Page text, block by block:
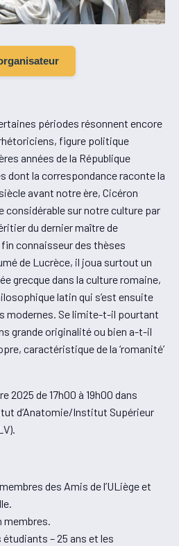
périodes résonnent encore
figure politique
années de la République
dont la correspondance raconte la
avant notre ère, Cicéron
considérable sur notre culture par
du dernier maître de
connaisseur des thèses
de Lucrèce, il joua surtout un
grecque dans la culture romaine,
latin qui s’est ensuite
modernes. Se limite-t-il pourtant
grande originalité ou bien a-t-il
caractéristique de la ‘romanité’
2025 de 17h00 à 19h00 dans
d’Anatomie/Institut Supérieur
des Amis de l’ULiège et
membres.
– 25 ans et les